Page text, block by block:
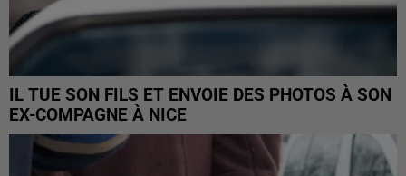
IL TUE SON FILS ET ENVOIE DES PHOTOS À SON
EX-COMPAGNE À NICE